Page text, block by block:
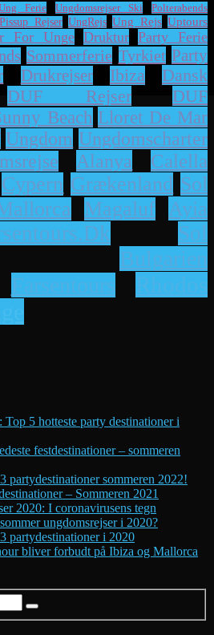
Ferie Ungdomsrejser Ski
Polterabends
Pissup Rejser UngRejs Ung Rejs Uptours
For Unge Druktur Party Ferie
Sommerferie Tyrkiet Party
Drukrejser Ibiza
Dansk
DUF Rejser
DUF
Beach Lloret De Mar
Ungdom Ungdomscharter
Alanya
Calella
Cypern Grækenland Sol
Magaluf
Ayia
Sol
Bulgarien
Farsentours Rhodos
5 hotteste party destinationer i
festdestinationer – sommeren
partydestinationer sommeren 2022!
– Sommeren 2021
2020: I coronavirusens tegn
ungdomsrejser i 2020?
partydestinationer i 2020
bliver forbudt på Ibiza og Mallorca